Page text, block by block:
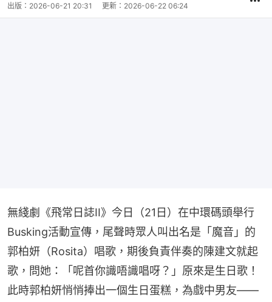
出版： 2026-06-21 20:31 更新： 2026-06-22 06:24
無綫劇《飛常日誌II》今日（21日）在中環碼頭舉行
Busking活動宣傳，尾聲時眾人叫出名是「魔音」的
郭柏妍（Rosita）唱歌，期後負責伴奏的陳建文就起
歌，問她：「呢首你識唔識唱呀？」原來是生日歌！
此時郭柏妍悄悄捧出一個生日蛋糕，為戲中男友——